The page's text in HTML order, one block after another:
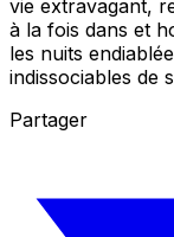
vie extravagant,
à la fois dans et
les nuits
indissociables de
Partager